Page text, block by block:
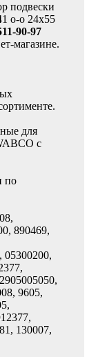
подвески
o-o 24x55
90-97
магазине.
для
с
по
890469,
05300200,
9605,
130007,